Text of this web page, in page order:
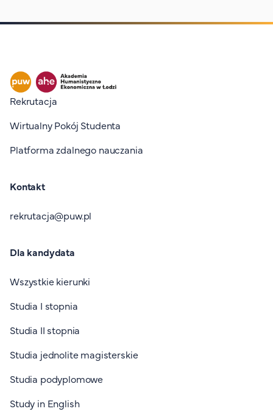
Stopka I
Rekrutacja
Wirtualny Pokój Studenta
Platforma zdalnego nauczania
Kontakt
rekrutacja@puw.pl
Dla kandydata
Wszystkie kierunki
Studia I stopnia
Studia II stopnia
Studia jednolite magisterskie
Studia podyplomowe
Study in English